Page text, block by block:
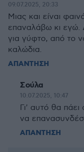
09.07.2025, 20:33
Μιας και είναι
επαναλάβω κι εγώ.
για γύφτο, από το
καλώδια.
ΑΠΑΝΤΗΣΗ
Σούλα
10.07.2025, 10:47
Γι' αυτό θα
να
ΑΠΑΝΤΗΣΗ